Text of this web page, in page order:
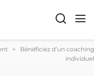
> Bénéficiez d’un coaching
individuel